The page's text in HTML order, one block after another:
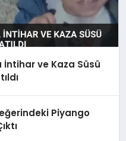
ve Kaza Süsü
Piyango